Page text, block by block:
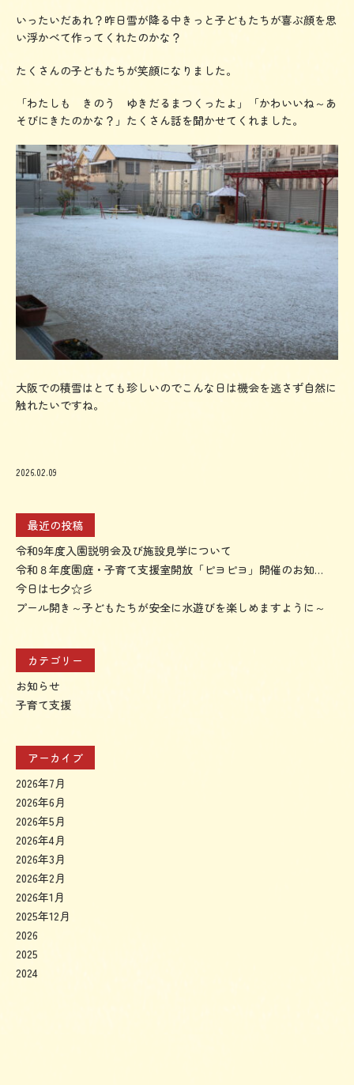
いったいだあれ？昨日雪が降る中きっと子どもたちが喜ぶ顔を思
い浮かべて作ってくれたのかな？
たくさんの子どもたちが笑顔になりました。
「わたしも きのう ゆきだるまつくったよ」「かわいいね～あ
そびにきたのかな？」たくさん話を聞かせてくれました。
大阪での積雪はとても珍しいのでこんな日は機会を逃さず自然に
触れたいですね。
2026.02.09
最近の投稿
令和9年度入園説明会及び施設見学について
令和８年度園庭・子育て支援室開放「ピヨピヨ」開催のお知らせ
今日は七夕☆彡
プール開き～子どもたちが安全に水遊びを楽しめますように～
カテゴリー
お知らせ
子育て支援
アーカイブ
2026年7月
2026年6月
2026年5月
2026年4月
2026年3月
2026年2月
2026年1月
2025年12月
2026
2025
2024